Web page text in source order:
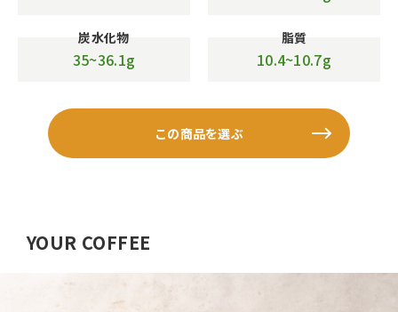
炭水化物
35~36.1g
脂質
10.4~10.7g
この商品を選ぶ
YOUR COFFEE